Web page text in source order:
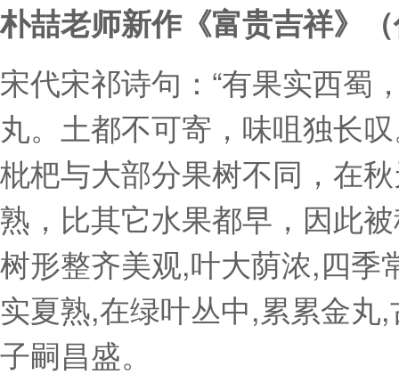
朴喆老师新作《富贵吉祥》
宋代宋祁诗句：“有果实西蜀
丸。土都不可寄，味咀独长
枇杷与大部分果树不同，在
熟，比其它水果都早，因此
树形整齐美观,叶大荫浓,四季
实夏熟,在绿叶丛中,累累金
子嗣昌盛。